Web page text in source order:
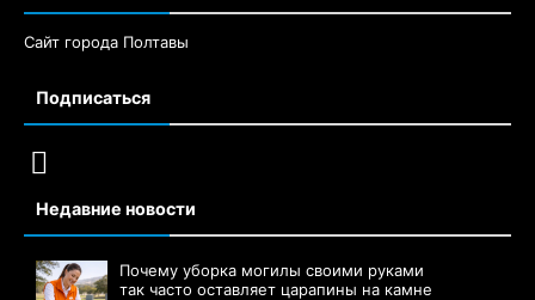
Сайт города Полтавы
Подписаться
Недавние новости
Почему уборка могилы своими руками
так часто оставляет царапины на камне